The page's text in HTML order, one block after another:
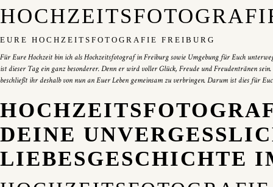
EURE HOCHZEITSFOTOGRAFIE FREIBURG
Für Eure Hochzeit bin ich als Hochzeitsfotograf in Freiburg sowie Umgebung für Euch
ist dieser Tag ein ganz besonderer. Denn er wird voller Glück, Freude und Freudentränen
beschließt ihr deshalb von nun an Euer Leben gemeinsam zu verbringen. Darum ist dies für
DEINE
LIEBESGESCHICHTE